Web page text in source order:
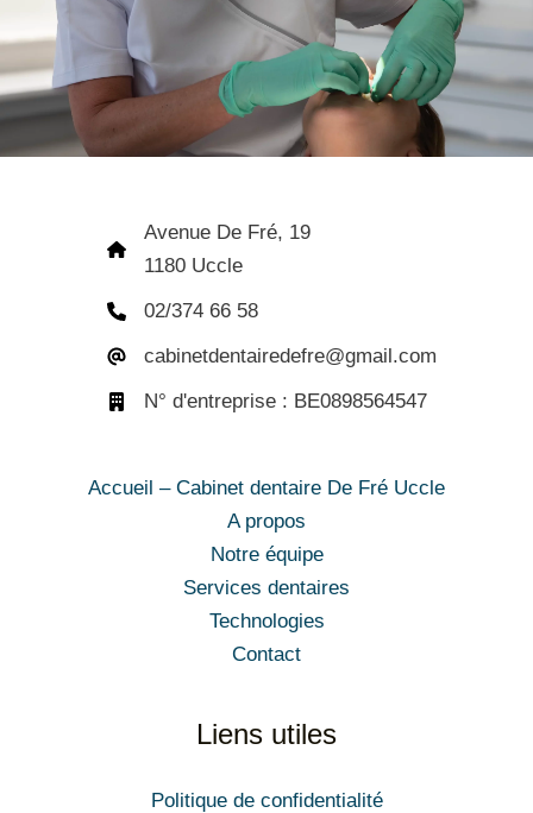
Avenue De Fré, 19
1180 Uccle
02/374 66 58
cabinetdentairedefre@gmail.com
N° d'entreprise : BE0898564547
Accueil – Cabinet dentaire De Fré Uccle
A propos
Notre équipe
Services dentaires
Technologies
Contact
Liens utiles
Politique de confidentialité